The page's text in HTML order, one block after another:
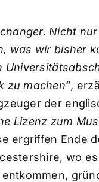
Nicht
was wir bisher
zu machen“,
der
Lizenz zum
ergriffen Ende
wo